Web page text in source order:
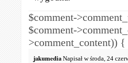
$comment-
$comment-
>comment_content)) {
jakumedia Napisał w środa, 24